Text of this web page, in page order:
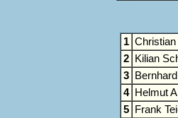
1
2
Kilian
3
4
Helmut
5
Frank